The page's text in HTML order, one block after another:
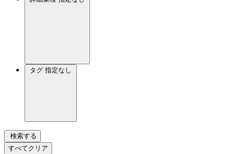
タグ 指定なし
検索する
すべてクリア